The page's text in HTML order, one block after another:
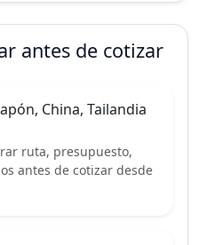
antes de cotizar
China, Tailandia
ruta, presupuesto,
antes de cotizar desde